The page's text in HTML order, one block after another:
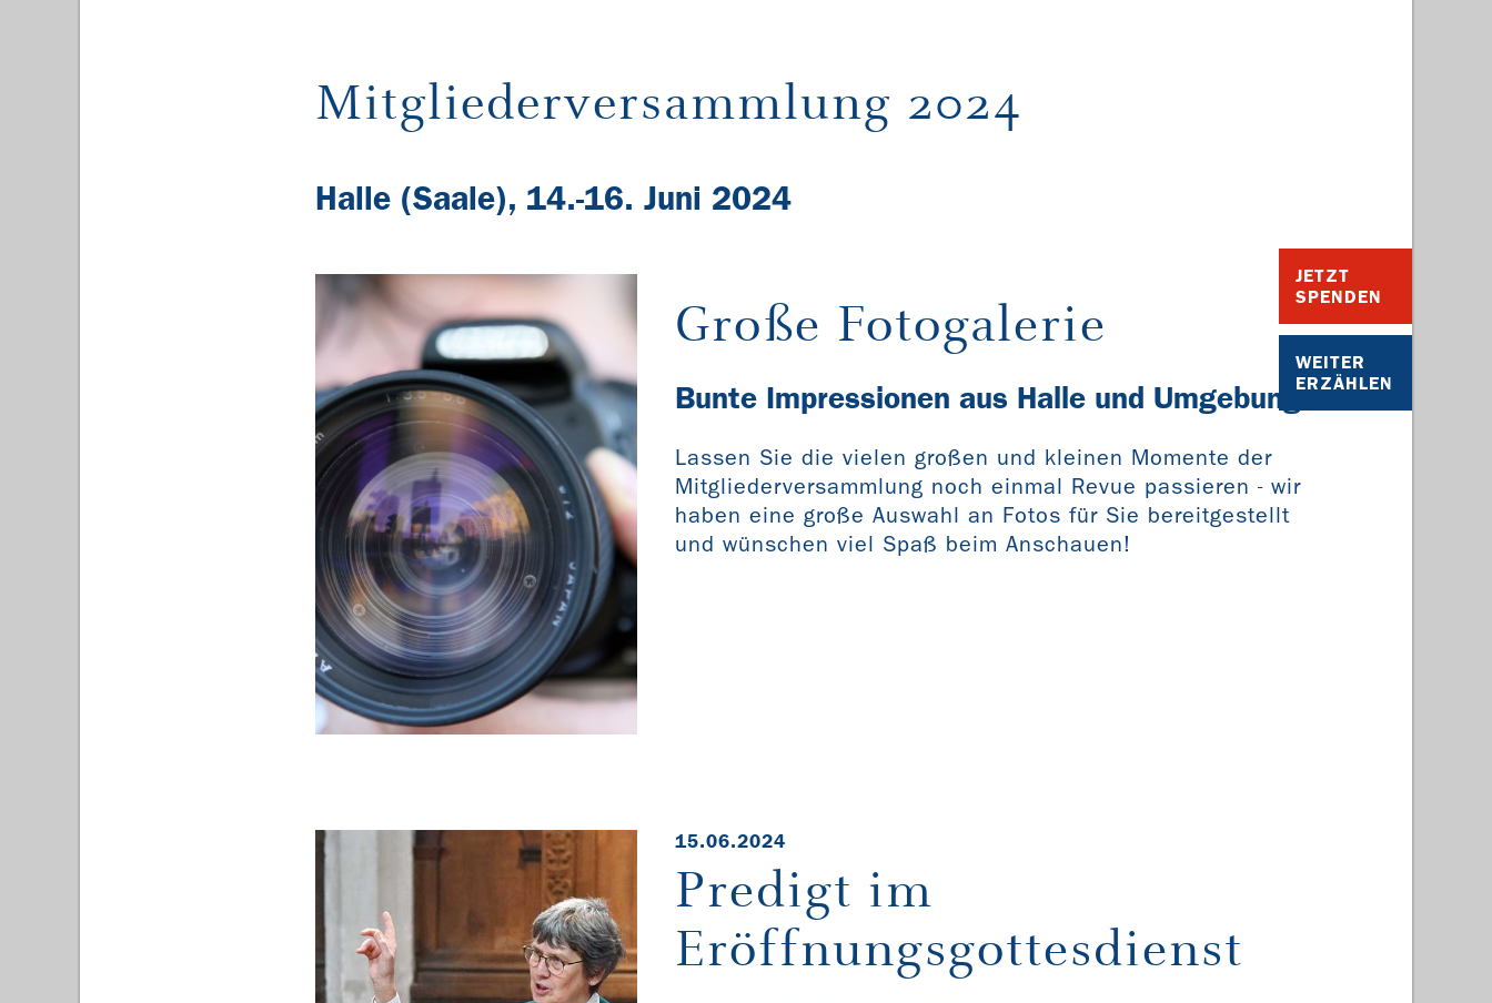
JETZT
SPENDEN
WEITER
ERZÄHLEN
Mitgliederversammlung 2024
Halle (Saale), 14.-16. Juni 2024
Große Fotogalerie
Bunte Impressionen aus Halle und Umgebung
Lassen Sie die vielen großen und kleinen Momente der
Mitgliederversammlung noch einmal Revue passieren - wir
haben eine große Auswahl an Fotos für Sie bereitgestellt
und wünschen viel Spaß beim Anschauen!
15.06.2024
Predigt im
Eröffnungsgottesdienst